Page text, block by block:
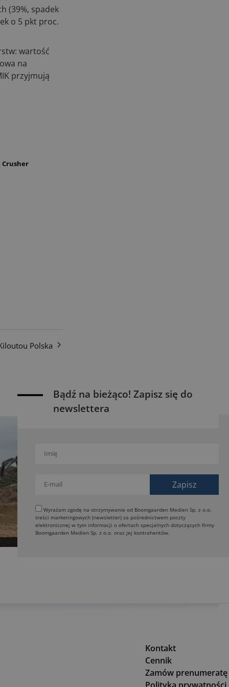
(39%, spadek
o 5 pkt proc.
wartość
na
przyjmują
Crusher
Polska
Bądź na bieżąco! Zapisz się do
newslettera
Wyrażam zgodę na otrzymywanie od Boomgaarden Medien Sp. z o.o.
treści marketingowych (newsletter) za pośrednictwem poczty
elektronicznej w tym informacji o ofertach specjalnych dotyczących firmy
Boomgaarden Medien Sp. z o.o. oraz jej kontrahentów.
Kontakt
Cennik
Zamów prenumeratę